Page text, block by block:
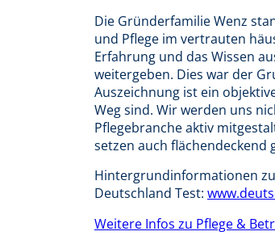
Die Gründerfamilie Wenz
und Pflege im vertrauten
Erfahrung und das Wissen
weitergeben. Dies war der
Auszeichnung ist ein
Weg sind. Wir werden uns
Pflegebranche aktiv
setzen auch flächendeckend
Hintergrundinformationen
Deutschland Test:
Weitere Infos zu Pflege &